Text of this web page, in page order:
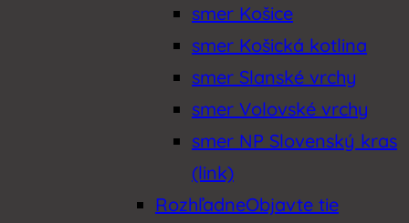
smer Košice
smer Košická kotlina
smer Slanské vrchy
smer Volovské vrchy
smer NP Slovenský kras
(link)
RozhľadneObjavte tie